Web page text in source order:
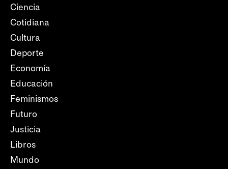
Ciencia
Cotidiana
Cultura
Deporte
Economía
Educación
Feminismos
Futuro
Justicia
Libros
Mundo